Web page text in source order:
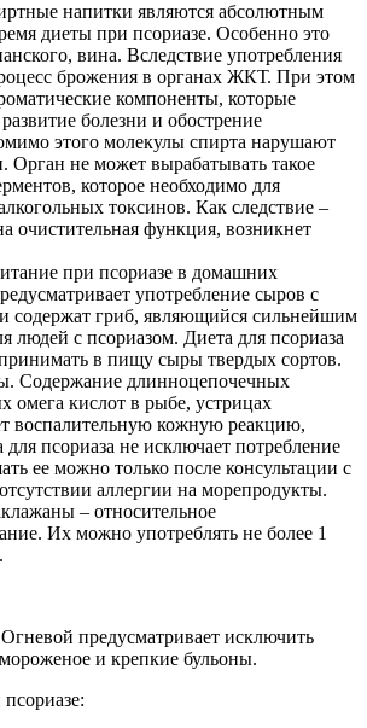
напитки являются абсолютным
диеты при псориазе. Особенно это
вина. Вследствие употребления
брожения в органах ЖКТ. При этом
компоненты, которые
болезни и обострение
этого молекулы спирта нарушают
Орган не может вырабатывать такое
которое необходимо для
токсинов. Как следствие –
очистительная функция, возникнет
при псориазе в домашних
употребление сыров с
содержат гриб, являющийся сильнейшим
людей с псориазом. Диета для псориаза
в пищу сыры твердых сортов.
Содержание длинноцепочечных
омега кислот в рыбе, устрицах
воспалительную кожную реакцию,
для псориаза не исключает потребление
ее можно только после консультации с
аллергии на морепродукты.
– относительное
Их можно употреблять не более 1
предусматривает исключить
и крепкие бульоны.